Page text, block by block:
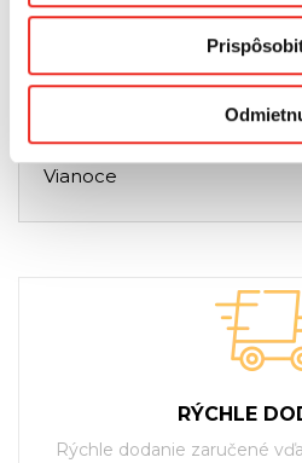
Textílie
Terasa a záhrada
Vzorky
Vianoce
RÝCHLE
Rýchle dodanie zaručené